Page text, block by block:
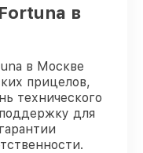
от 450₽
в
в Москве
прицелов,
технического
для